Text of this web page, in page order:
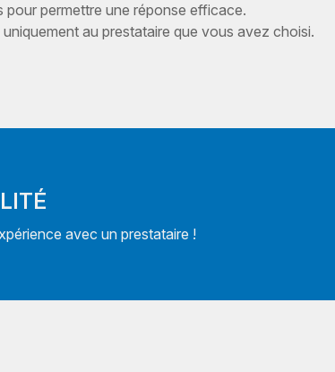
permettre une réponse efficace.
au prestataire que vous avez choisi.
avec un prestataire !